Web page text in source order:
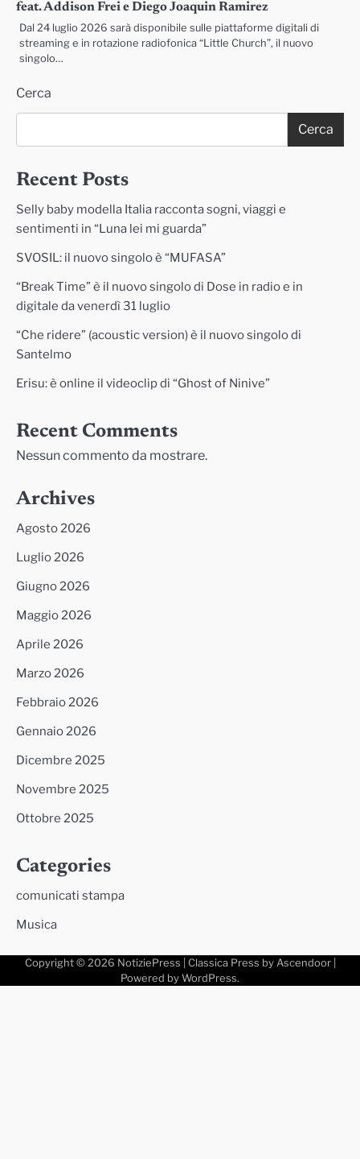
feat. Addison Frei e Diego Joaquin Ramirez
Dal 24 luglio 2026 sarà disponibile sulle piattaforme digitali di
streaming e in rotazione radiofonica “Little Church”, il nuovo
singolo…
Cerca
Cerca
Recent Posts
Selly baby modella Italia racconta sogni, viaggi e
sentimenti in “Luna lei mi guarda”
SVOSIL: il nuovo singolo è “MUFASA”
“Break Time” è il nuovo singolo di Dose in radio e in
digitale da venerdì 31 luglio
“Che ridere” (acoustic version) è il nuovo singolo di
Santelmo
Erisu: è online il videoclip di “Ghost of Ninive”
Recent Comments
Nessun commento da mostrare.
Archives
Agosto 2026
Luglio 2026
Giugno 2026
Maggio 2026
Aprile 2026
Marzo 2026
Febbraio 2026
Gennaio 2026
Dicembre 2025
Novembre 2025
Ottobre 2025
Categories
comunicati stampa
Musica
Copyright © 2026 NotiziePress | Classica Press by Ascendoor|
Powered by WordPress.